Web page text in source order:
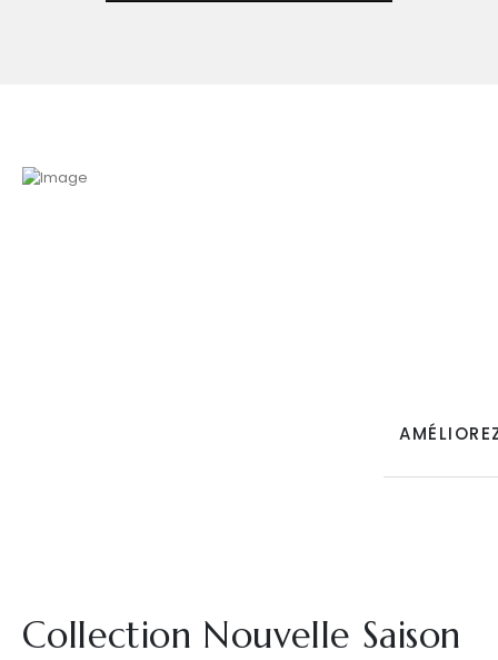
Collection Nouvelle Saison